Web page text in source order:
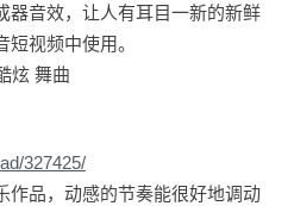
器音效，让人有耳目一新的新鲜
视频中使用。
炫 舞曲
327425/
作品，动感的节奏能很好地调动